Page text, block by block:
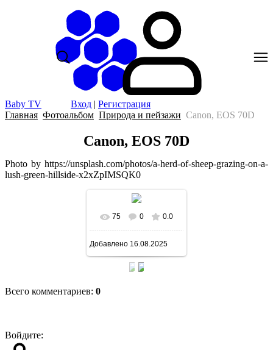
Baby TV Вход | Регистрация
Главная Фотоальбом Природа и пейзажи Canon, EOS 70D
Canon, EOS 70D
Photo by https://unsplash.com/photos/a-herd-of-sheep-grazing-on-a-
lush-green-hillside-x2xZpIMSQK0
В реальном размере
640x427/ 46.0Kb
75 0 0.0
Добавлено 16.08.2025
Всего комментариев: 0
Войдите: